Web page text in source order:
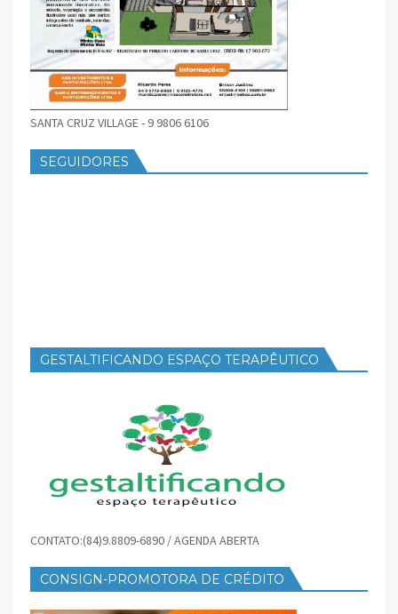
SANTA CRUZ VILLAGE - 9 9806 6106
SEGUIDORES
GESTALTIFICANDO ESPAÇO TERAPÊUTICO
CONTATO:(84)9.8809-6890 / AGENDA ABERTA
CONSIGN-PROMOTORA DE CRÉDITO